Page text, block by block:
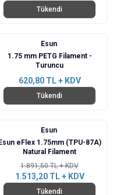
Tükendi
Esun
1.75 mm PETG Filament -
Turuncu
620,80TL + KDV
Tükendi
Esun
eFlex 1.75mm (TPU-87A)
Natural Filament
1.891,50TL + KDV
1.513,20TL + KDV
Tükendi